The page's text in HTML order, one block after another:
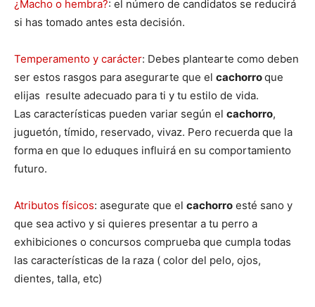
–
Fotos
Cachorros
¿Macho o hembra?: el número de candidatos se reducirá
si has tomado antes esta decisión.
Temperamento y carácter: Debes plantearte como deben
ser estos rasgos para asegurarte que el cachorroque
elijas resulte adecuado para ti y tu estilo de vida.
Las características pueden variar según el cachorro,
juguetón, tímido, reservado, vivaz. Pero recuerda que la
forma en que lo eduques influirá en su comportamiento
futuro.
Atributos físicos: asegurate que el cachorro esté sano y
que sea activo y si quieres presentar a tu perro a
exhibiciones o concursos comprueba que cumpla todas
las características de la raza ( color del pelo, ojos,
dientes, talla, etc)